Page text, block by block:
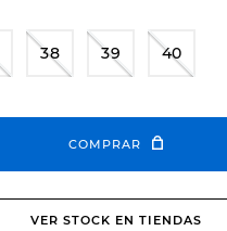
38 39 40
COMPRAR
VER STOCK EN TIENDAS